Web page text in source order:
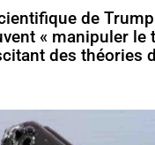
de
« manipuler le
des théories